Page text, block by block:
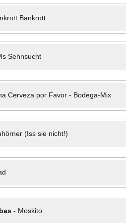
Bankrott
Sehnsucht
Cerveza por Favor - Bodega-Mix
(Iss sie nicht!)
- Moskito